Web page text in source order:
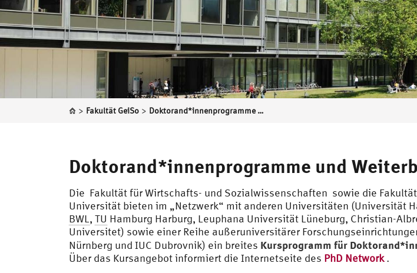
> Fakultät GeiSo > Doktorand*innenprogramme und Weiterbildung
Doktorand*innenprogramme und
Die Fakultät für Wirtschafts- und Sozialwissenschaften sowie die
Universität bieten im „Netzwerk“ mit anderen Universitäten (Universität
BWL , TU Hamburg Harburg, Leuphana Universität Lüneburg, Christian-
Universitet) sowie einer Reihe außeruniversitärer
Nürnberg und IUC Dubrovnik) ein breites Kursprogramm für
Über das Kursangebot informiert die Internetseite des PhD Network.